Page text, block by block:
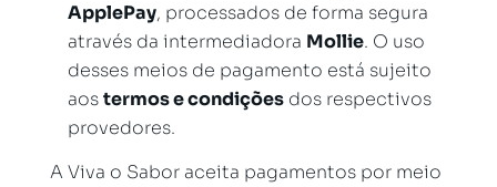
ApplePay, processados de forma segura
através da intermediadora Mollie. O uso
desses meios de pagamento está sujeito
aostermos e condiçõesdos respectivos
provedores.
A Viva o Sabor aceita pagamentos por meio